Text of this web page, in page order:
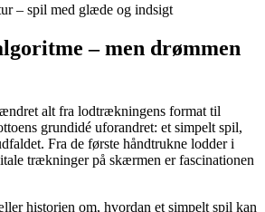
– spil med glæde og indsigt
– men drømmen
alt fra lodtrækningens format til
grundidé uforandret: et simpelt spil,
Fra de første håndtrukne lodder i
trækninger på skærmen er fascinationen
historien om, hvordan et simpelt spil kan